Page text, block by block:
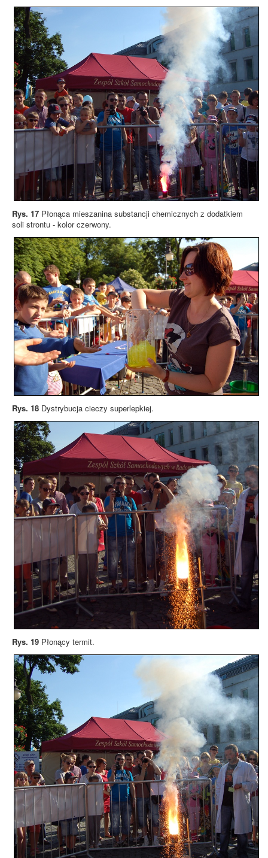
Rys. 17 Płonąca mieszanina substancji chemicznych z dodatkiem
soli strontu - kolor czerwony.
Rys. 18 Dystrybucja cieczy superlepkiej.
Rys. 19 Płonący termit.